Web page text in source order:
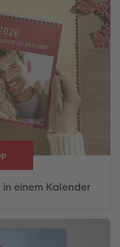
einem Kalender